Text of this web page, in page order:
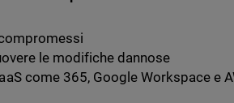
le modifiche dannose
come 365, Google Workspace e